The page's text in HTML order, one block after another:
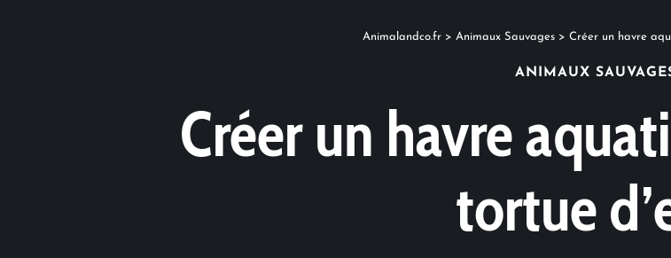
Animalandco.fr> Animaux Sauvages> Créer un havre
ANIMAUX
Créer un havre
tortue